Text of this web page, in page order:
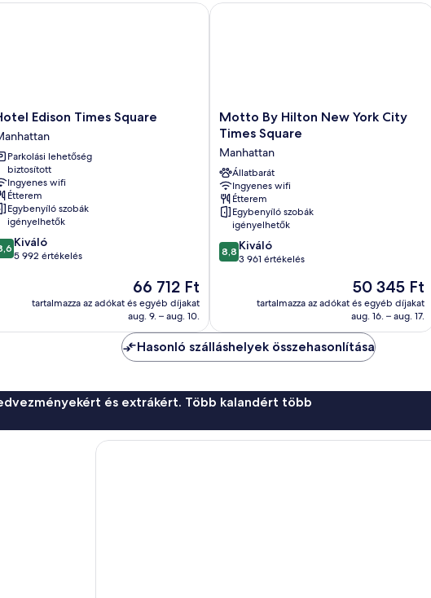
Manhattan
Edison Times Square
Parkolási lehetőség
biztosított
Ingyenes wifi
Étterem
Egybenyíló szobák
igényelhetők
Kiváló
5 992 értékelés
Az
ár
66 712 Ft
66 712 Ft
tartalmazza az adókat és egyéb díjakat
aug. 9. – aug. 10.
Edison Times Square
Motto
By
New
York
City
Times
Square
Manhattan
Motto By Hilton New York City
Times Square
Manhattan
Állatbarát
Ingyenes wifi
Étterem
Egybenyíló szobák
igényelhetők
8.8
ennyiből:
8,8 Kiváló
3 961 értékelés
Az
ár
50 345 Ft
50 345 Ft
tartalmazza az adókat és egyéb díjakat
aug. 16. – aug. 17.
Motto By Hilton New York City Times
Hasonló szálláshelyek összehasonlítása
és extrákért. Több kalandért több